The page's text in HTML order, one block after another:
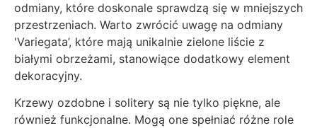
odmiany, które doskonale sprawdzą się w mniejszych
przestrzeniach. Warto zwrócić uwagę na odmiany
'Variegata’, które mają unikalnie zielone liście z
białymi obrzeżami, stanowiące dodatkowy element
dekoracyjny.
Krzewy ozdobne i solitery są nie tylko piękne, ale
również funkcjonalne. Mogą one spełniać różne role